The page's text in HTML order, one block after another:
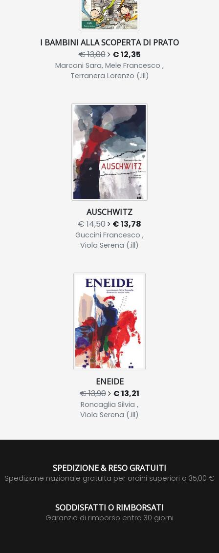
I BAMBINI ALLA SCOPERTA DI PRATO
€ 13,00 € 12,35
Marconi Sara, Mele Francesco ,
Terranera Lorenzo (.ill)
AUSCHWITZ
€ 14,50 € 13,78
Guccini Francesco ,
Viola Serena (.ill)
ENEIDE
€ 13,90 € 13,21
Roncaglia Silvia ,
Viola Serena (.ill)
SPEDIZIONE & RESO GRATUITI
Spedizione nazionale gratuita per ordini superiori a 35,00 €
SODDISFATTI O RIMBORSATI
Garanzia di rimborso entro 30 giorni